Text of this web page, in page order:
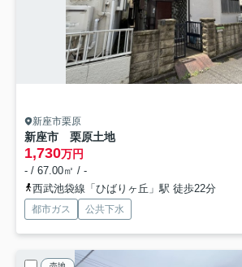
新座市栗原
新座市 栗原土地
1,730万円
- / 67.00㎡ / -
西武池袋線「ひばりヶ丘」駅 徒歩22分
都市ガス 公共下水